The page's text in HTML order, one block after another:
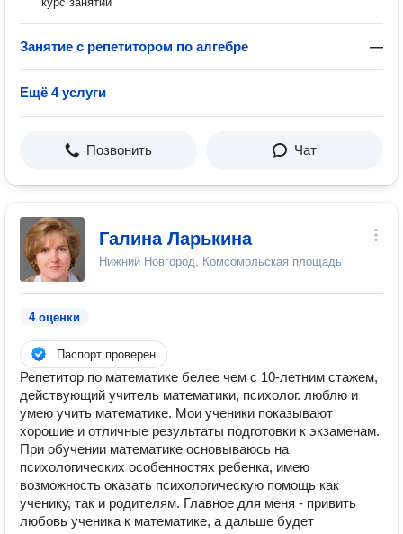
Занятие с репетитором по алгебре —
Ещё 4 услуги
Позвонить Чат
Галина Ларькина
Нижний Новгород, Комсомольская площадь
4 оценки
Паспорт проверен
Репетитор по математике белее чем с 10-летним стажем,
действующий учитель математики, психолог. люблю и
умею учить математике. Мои ученики показывают
хорошие и отличные результаты подготовки к экзаменам.
При обучении математике основываюсь на
психологических особенностях ребенка, имею
возможность оказать психологическую помощь как
ученику, так и родителям. Главное для меня - привить
любовь ученика к математике, а дальше будет